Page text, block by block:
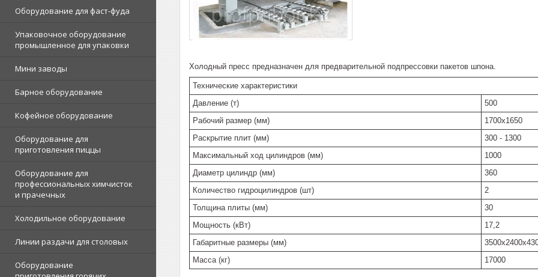
Оборудование для фаст-фуда
Упаковочное оборудование
промышленное для упаковки
Мини заводы
Барное оборудование
Кофейное оборудование
Оборудование для
приготовления пиццы
Оборудование для
профессиональных химчисток
и прачечных
Холодильное оборудование
Линии раздачи для столовых
Оборудование
Холодный пресс предназначен для предварительной подпрессовки пакетов шпона.
Технические характеристики
Давление (т)
500
Рабочий размер (мм)
1700х1650
Раскрытие плит (мм)
300 - 1300
Максимальный ход цилиндров (мм)
1000
Диаметр цилиндр (мм)
360
Количество гидроцилиндров (шт)
2
Толщина плиты (мм)
30
Мощность (кВт)
17,2
Габаритные размеры (мм)
Масса (кг)
17000